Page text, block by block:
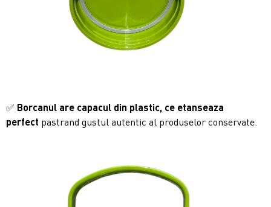
✅ Borcanul are capacul din plastic, ce etanseaza
perfect pastrand gustul autentic al produselor conservate.